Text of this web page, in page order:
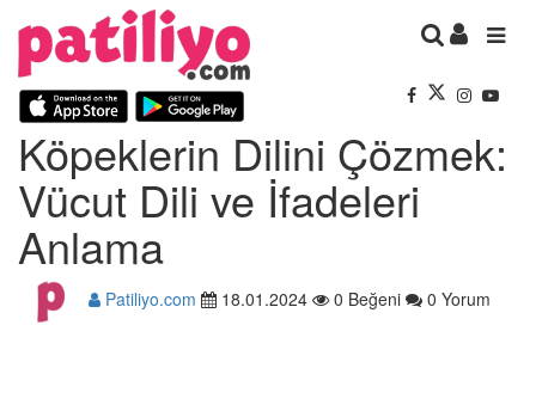
Köpeklerin Dilini Çözmek:
Vücut Dili ve İfadeleri
Anlama
Patiliyo.com 18.01.2024 0 Beğeni 0 Yorum